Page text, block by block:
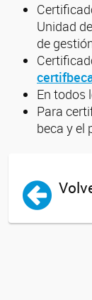
Unidad
de
En todos
Para
beca y el